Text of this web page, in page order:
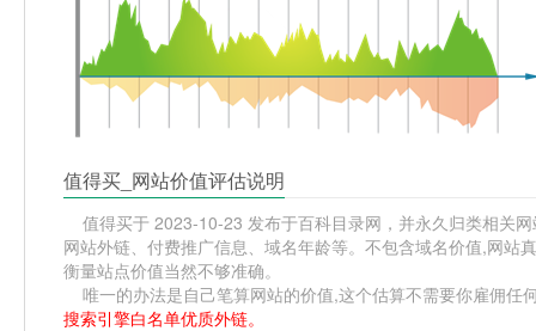
值得买_网站价值评估说明
值得买于 2023-10-23 发布于百科目录网，并永久归类相关
网站外链、付费推广信息、域名年龄等。不包含域名价值,网
衡量站点价值当然不够准确。
唯一的办法是自己笔算网站的价值,这个估算不需要你雇佣任
搜索引擎白名单优质外链。